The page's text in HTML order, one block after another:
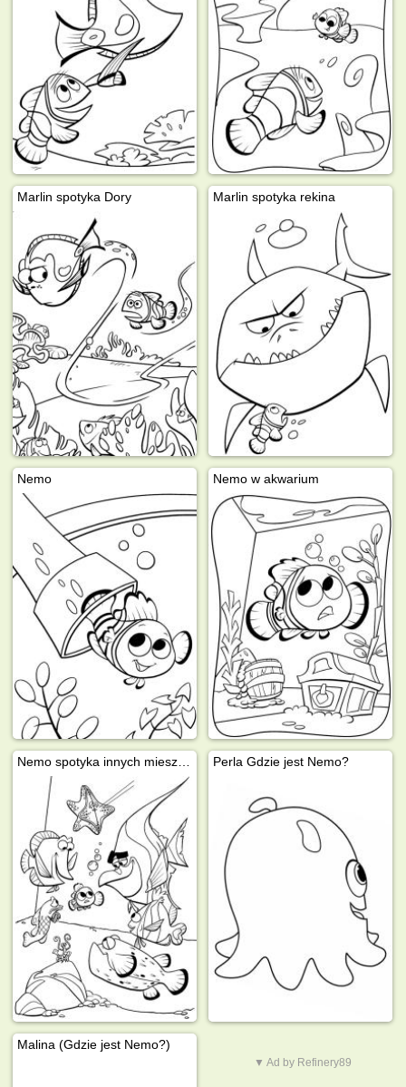
Marlin spotyka Dory Marlin spotyka rekina
Nemo Nemo w akwarium
Perla Gdzie jest Nemo?
Malina (Gdzie jest Nemo?)
▼ Ad by Refinery89